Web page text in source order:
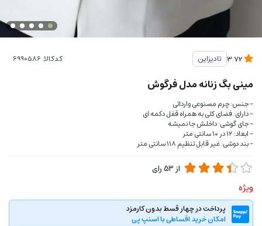
تادیزاین کدکالا:
مینی بگ زنانه مدل فرگوش
- جنس: چرم مصنوعی وارداتی
- دارای: فضای کلی به همراه قفل دکمه ای
- جای گوشی: داخلش جا نمیشه
- ابعاد: ۱۲ در ۱۰ سانتی متر
- بند دوشی: غیر قابل تنظیم ۱۱۸ سانتی متر
از 53رای
ویژه
پرداخت در چهار قسط بدون کارمزد
امکان خرید اقساطی با اسنپ پی